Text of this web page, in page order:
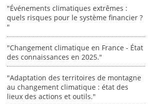
"Événements climatiques extrêmes :
quels risques pour le système financier ?
"
"Changement climatique en France - État
des connaissances en 2025."
"Adaptation des territoires de montagne
au changement climatique : état des
lieux des actions et outils."